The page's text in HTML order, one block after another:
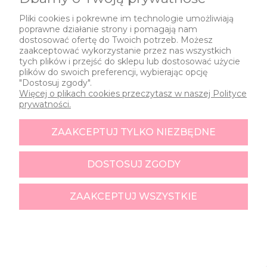
1 2 3
Pliki cookies i pokrewne im technologie umożliwiają
poprawne działanie strony i pomagają nam
dostosować ofertę do Twoich potrzeb. Możesz
zaakceptować wykorzystanie przez nas wszystkich
tych plików i przejść do sklepu lub dostosować użycie
plików do swoich preferencji, wybierając opcję
"Dostosuj zgody".
Więcej o plikach cookies przeczytasz w naszej Polityce
prywatności.
ZAAKCEPTUJ TYLKO NIEZBĘDNE
DOSTOSUJ ZGODY
ZAAKCEPTUJ WSZYSTKIE